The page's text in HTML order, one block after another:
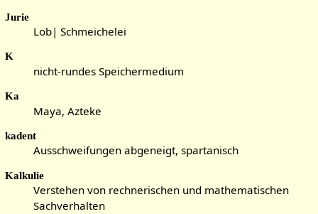
Jurie
Lob| Schmeichelei
K
nicht-rundes Speichermedium
Ka
Maya, Azteke
kadent
Ausschweifungen abgeneigt, spartanisch
Kalkulie
Verstehen von rechnerischen und mathematischen
Sachverhalten